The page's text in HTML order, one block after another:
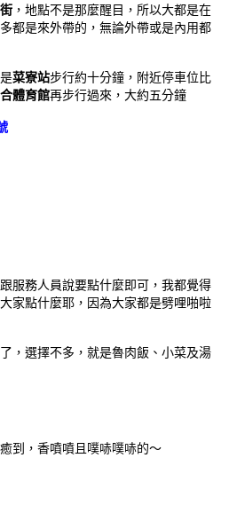
，地點不是那麼醒目，所以大都是在
都是來外帶的，無論外帶或是內用都
菜寮站步行約十分鐘，附近停車位比
體育館再步行過來，大約五分鐘
服務人員說要點什麼即可，我都覺得
家點什麼耶，因為大家都是劈哩啪啦
，選擇不多，就是魯肉飯、小菜及湯
到，香噴噴且噗哧噗哧的～